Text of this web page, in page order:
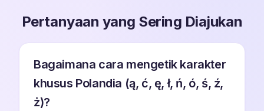
Pertanyaan yang Sering Diajukan
Bagaimana cara mengetik karakter
khusus Polandia (ą, ć, ę, ł, ń, ó, ś, ź,
ż)?